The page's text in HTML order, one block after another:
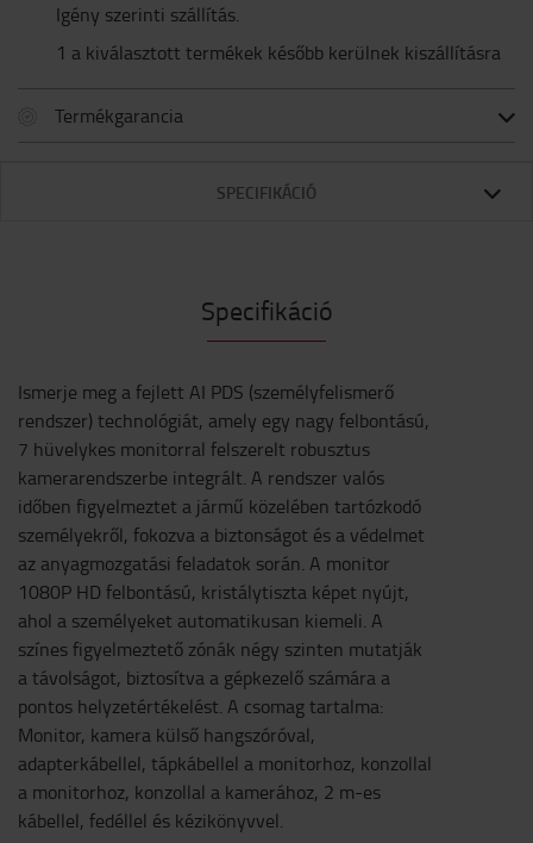
Igény szerinti szállítás.
1 a kiválasztott termékek később kerülnek kiszállításra
Termékgarancia
SPECIFIKÁCIÓ
Specifikáció
Ismerje meg a fejlett AI PDS (személyfelismerő
rendszer) technológiát, amely egy nagy felbontású,
7 hüvelykes monitorral felszerelt robusztus
kamerarendszerbe integrált. A rendszer valós
időben figyelmeztet a jármű közelében tartózkodó
személyekről, fokozva a biztonságot és a védelmet
az anyagmozgatási feladatok során. A monitor
1080P HD felbontású, kristálytiszta képet nyújt,
ahol a személyeket automatikusan kiemeli. A
színes figyelmeztető zónák négy szinten mutatják
a távolságot, biztosítva a gépkezelő számára a
pontos helyzetértékelést. A csomag tartalma:
Monitor, kamera külső hangszóróval,
adapterkábellel, tápkábellel a monitorhoz, konzollal
a monitorhoz, konzollal a kamerához, 2 m-es
kábellel, fedéllel és kézikönyvvel.